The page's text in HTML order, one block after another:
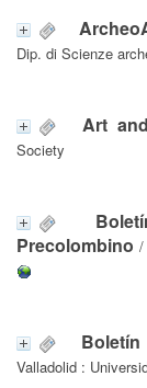
Dip. di Scienze
Art
Society
Precolombino /
Valladolid :